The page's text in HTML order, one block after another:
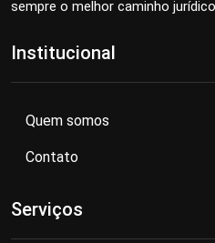
sempre o melhor caminho
Institucional
Quem somos
Contato
Serviços